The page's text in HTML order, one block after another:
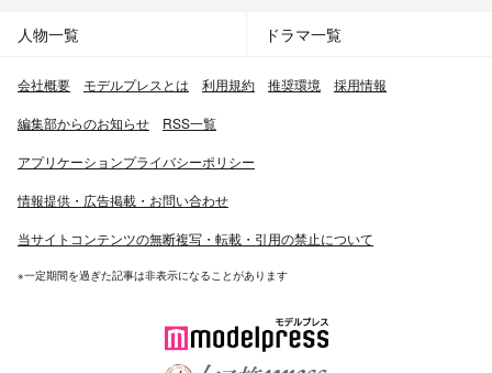
人物一覧 ドラマ一覧
会社概要 モデルプレスとは 利用規約 推奨環境 採用情報
編集部からのお知らせ RSS一覧
アプリケーションプライバシーポリシー
情報提供・広告掲載・お問い合わせ
当サイトコンテンツの無断複写・転載・引用の禁止について
※一定期間を過ぎた記事は非表示になることがあります